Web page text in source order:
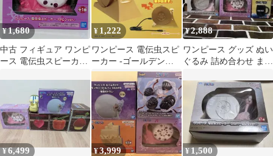
¥1,680
中古 フィギュア ワンピ
ース 電伝虫スピーカー
¥ 1,222
ワンピース 電伝虫スピ
ーカー -ゴールデン電
伝虫ver-
¥2,888
ワンピース グッズ ぬい
ぐるみ 詰め合わせ まと
¥6,499 ¥3,999 ¥1,500